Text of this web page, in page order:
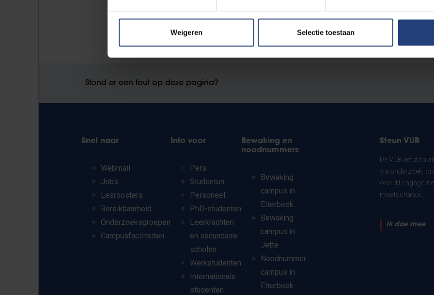
Weigeren Selectie toestaan
VUB Today:"Ik ben de doemsdagverhalen over AI kotsbeu"
Stond er een fout op deze pagina?
Snel naar
Webmail
Jobs
Lesroosters
Bereikbaarheid
Onderzoeksgroepen
Campusfaciliteiten
Info voor
Pers
Studenten
Personeel
PhD-studenten
Leerkrachten
en secundaire
scholen
Werkstudenten
Internationale
studenten
Bewaking en
noodnummers
Bewaking
campus in
Etterbeek
Bewaking
campus in
Jette
Noodnummer
campus in
Etterbeek
Steun VUB
De VUB zet zich
via onderzoek,
ons dit
maatschappij.
Ik doe mee